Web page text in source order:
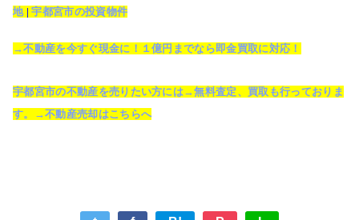
地|宇都宮市の投資物件
→不動産を今すぐ現金に！１億円までなら即金買取に対応！
宇都宮市の不動産を売りたい方には→無料査定、買取も行っておりま
す。→不動産売却はこちらへ